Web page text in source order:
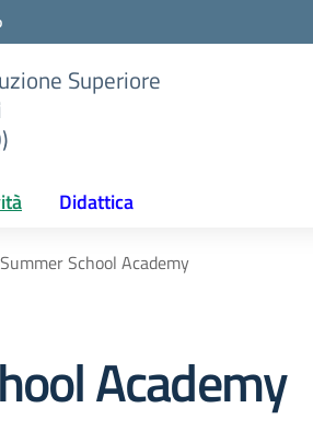
Superiore
Didattica
Summer School Academy
Academy